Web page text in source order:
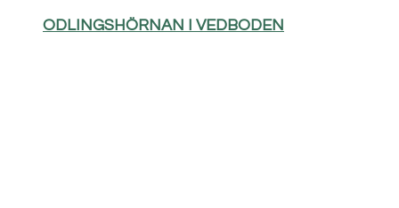
ODLINGSHÖRNAN I VEDBODEN